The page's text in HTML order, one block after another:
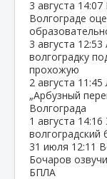
3 августа 14:07
Волгограде
3 августа 12:53
волгоградку
прохожую
2 августа 11:45
„Арбузный
Волгограда
1 августа 14:16
31 июля 12:11
Бочаров
БПЛА